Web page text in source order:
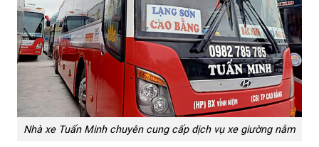
Nhà xe Tuấn Minh chuyên cung cấp dịch vụ xe giường nằm